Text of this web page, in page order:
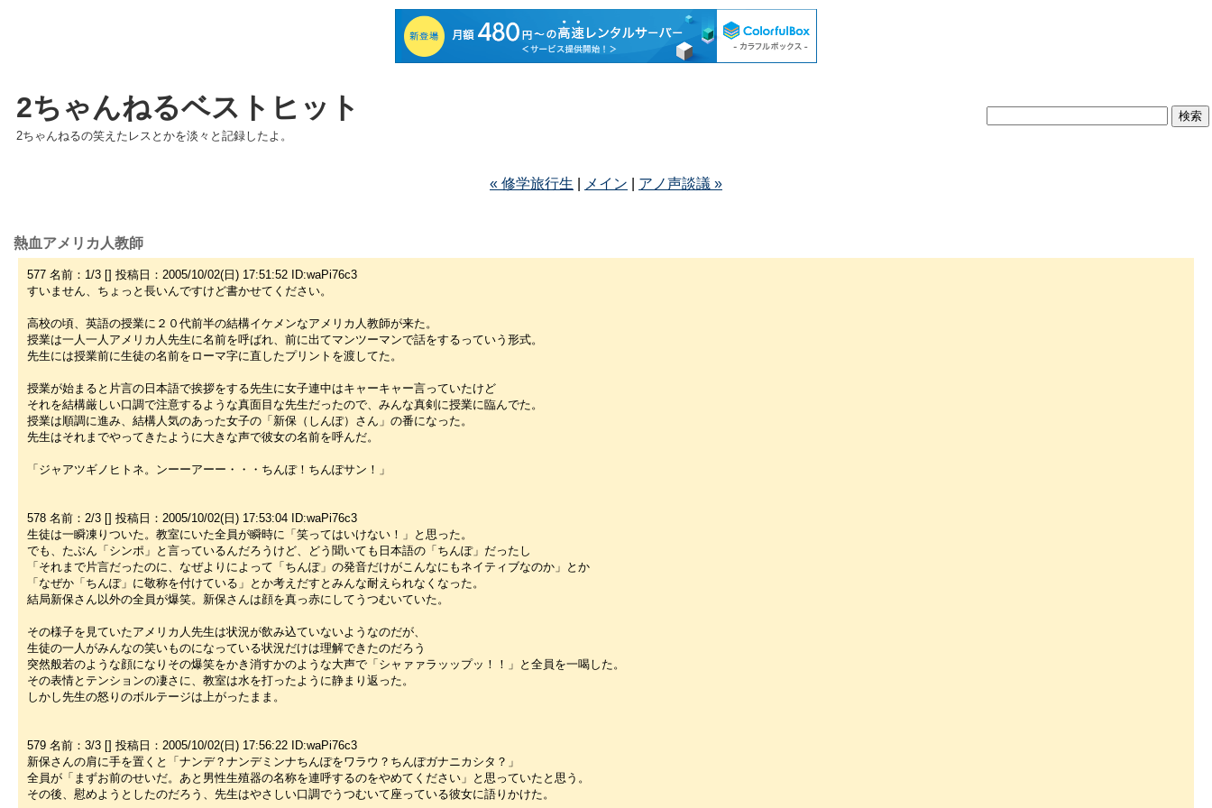
2ちゃんねるベストヒット
2ちゃんねるの笑えたレスとかを淡々と記録したよ。
« 修学旅行生 メイン アノ声談議 »
熱血アメリカ人教師
577 名前：1/3 [] 投稿日：2005/10/02(日) 17:51:52 ID:waPi76c3
すいません、ちょっと長いんですけど書かせてください。
高校の頃、英語の授業に２０代前半の結構イケメンなアメリカ人教師が来た。
授業は一人一人アメリカ人先生に名前を呼ばれ、前に出てマンツーマンで話をするっていう形式。
先生には授業前に生徒の名前をローマ字に直したプリントを渡してた。
授業が始まると片言の日本語で挨拶をする先生に女子連中はキャーキャー言っていたけど
それを結構厳しい口調で注意するような真面目な先生だったので、みんな真剣に授業に臨んでた。
授業は順調に進み、結構人気のあった女子の「新保（しんぽ）さん」の番になった。
先生はそれまでやってきたように大きな声で彼女の名前を呼んだ。
「ジャアツギノヒトネ。ンーーアーー・・・ちんぽ！ちんぽサン！」
578 名前：2/3 [] 投稿日：2005/10/02(日) 17:53:04 ID:waPi76c3
生徒は一瞬凍りついた。教室にいた全員が瞬時に「笑ってはいけない！」と思った。
でも、たぶん「シンポ」と言っているんだろうけど、どう聞いても日本語の「ちんぽ」だったし
「それまで片言だったのに、なぜよりによって「ちんぽ」の発音だけがこんなにもネイティブなのか」とか
「なぜか「ちんぽ」に敬称を付けている」とか考えだすとみんな耐えられなくなった。
結局新保さん以外の全員が爆笑。新保さんは顔を真っ赤にしてうつむいていた。
その様子を見ていたアメリカ人先生は状況が飲み込ていないようなのだが、
生徒の一人がみんなの笑いものになっている状況だけは理解できたのだろう
突然般若のような顔になりその爆笑をかき消すかのような大声で「シャァァラッップッ！！」と全員を一喝した。
その表情とテンションの凄さに、教室は水を打ったように静まり返った。
しかし先生の怒りのボルテージは上がったまま。
579 名前：3/3 [] 投稿日：2005/10/02(日) 17:56:22 ID:waPi76c3
新保さんの肩に手を置くと「ナンデ？ナンデミンナちんぽをワラウ？ちんぽガナニカシタ？」
全員が「まずお前のせいだ。あと男性生殖器の名称を連呼するのをやめてください」と思っていたと思う。
その後、慰めようとしたのだろう、先生はやさしい口調でうつむいて座っている彼女に語りかけた。